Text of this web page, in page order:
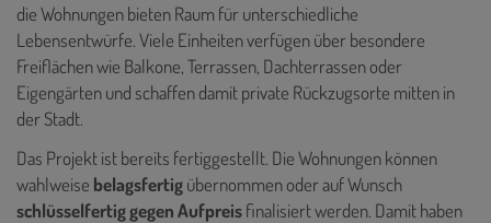
die Wohnungen bieten Raum für unterschiedliche
Lebensentwürfe. Viele Einheiten verfügen über besondere
Freiflächen wie Balkone, Terrassen, Dachterrassen oder
Eigengärten und schaffen damit private Rückzugsorte mitten in
der Stadt.
Das Projekt ist bereits fertiggestellt. Die Wohnungen können
wahlweise belagsfertigübernommen oder auf Wunsch
schlüsselfertig gegen Aufpreisfinalisiert werden. Damit haben